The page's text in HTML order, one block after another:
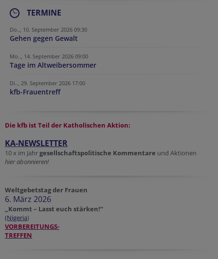
TERMINE
Do.., 10. September 2026 09:30
Gehen gegen Gewalt
Mo.., 14. September 2026 09:00
Tage im Altweibersommer
Di.., 29. September 2026 17:00
kfb-Frauentreff
Die kfb ist Teil der Katholischen Aktion:
KA-NEWSLETTER
10 x im Jahrgesellschaftspolitische Kommentare und Aktionen
hier abonnieren!
Weltgebetstag der Frauen
6. März 2026
„Kommt – Lasst euch stärken!“
(Nigeria)
VORBEREITUNGS-
TREFFEN